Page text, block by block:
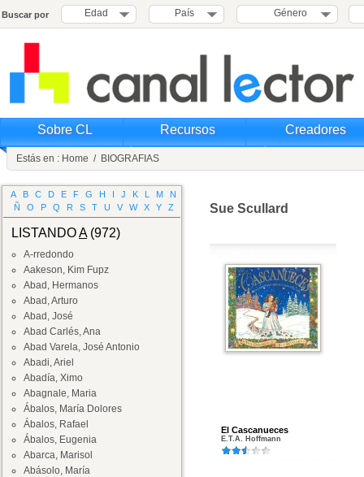
Buscar por Edad País Género
Sobre CL Recursos Creadores
Estás en : Home / BIOGRAFIAS
A B C D E F G H I J K L M
N
Ñ
O P Q R S T U V W X Y Z
LISTANDOA(972)
A-rredondo
Aakeson, Kim Fupz
Abad, Hermanos
Abad, Arturo
Abad, José
Abad Carlés, Ana
Abad Varela, José Antonio
Abadi, Ariel
Abadía, Ximo
Abagnale, Maria
Ábalos, María Dolores
Ábalos, Rafael
Ábalos, Eugenia
Abarca, Marisol
Abásolo, María
Sue Scullard
El Cascanueces
E.T.A. Hoffmann